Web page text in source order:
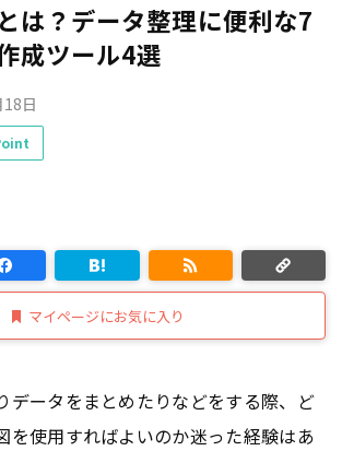
は？データ整理に便利な7
成ツール4選
日
マイページにお気に入り
データをまとめたりなどをする際、ど
を使用すればよいのか迷った経験はあ